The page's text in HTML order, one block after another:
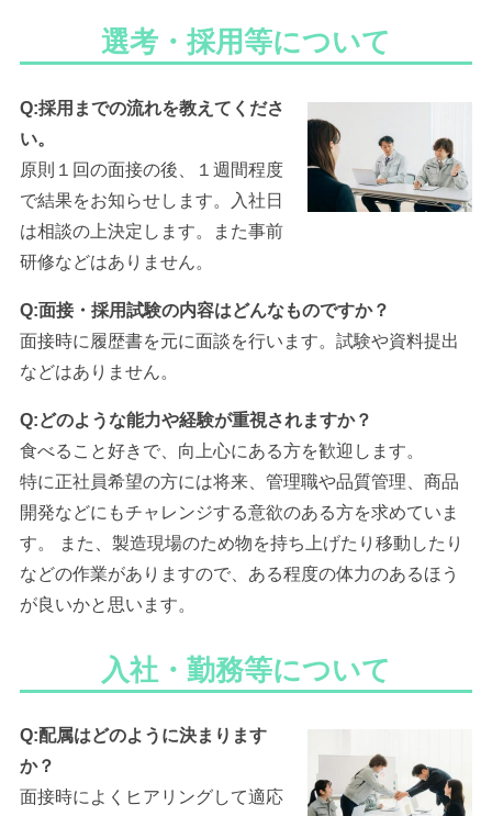
選考・採用等について
Q:採用までの流れを教えてくださ
い。
原則１回の面接の後、１週間程度
で結果をお知らせします。入社日
は相談の上決定します。また事前
研修などはありません。
Q:面接・採用試験の内容はどんなものですか？
面接時に履歴書を元に面談を行います。試験や資料提出
などはありません。
Q:どのような能力や経験が重視されますか？
食べること好きで、向上心にある方を歓迎します。
特に正社員希望の方には将来、管理職や品質管理、商品
開発などにもチャレンジする意欲のある方を求めていま
す。 また、製造現場のため物を持ち上げたり移動したり
などの作業がありますので、ある程度の体力のあるほう
が良いかと思います。
入社・勤務等について
Q:配属はどのように決まります
か？
面接時によくヒアリングして適応